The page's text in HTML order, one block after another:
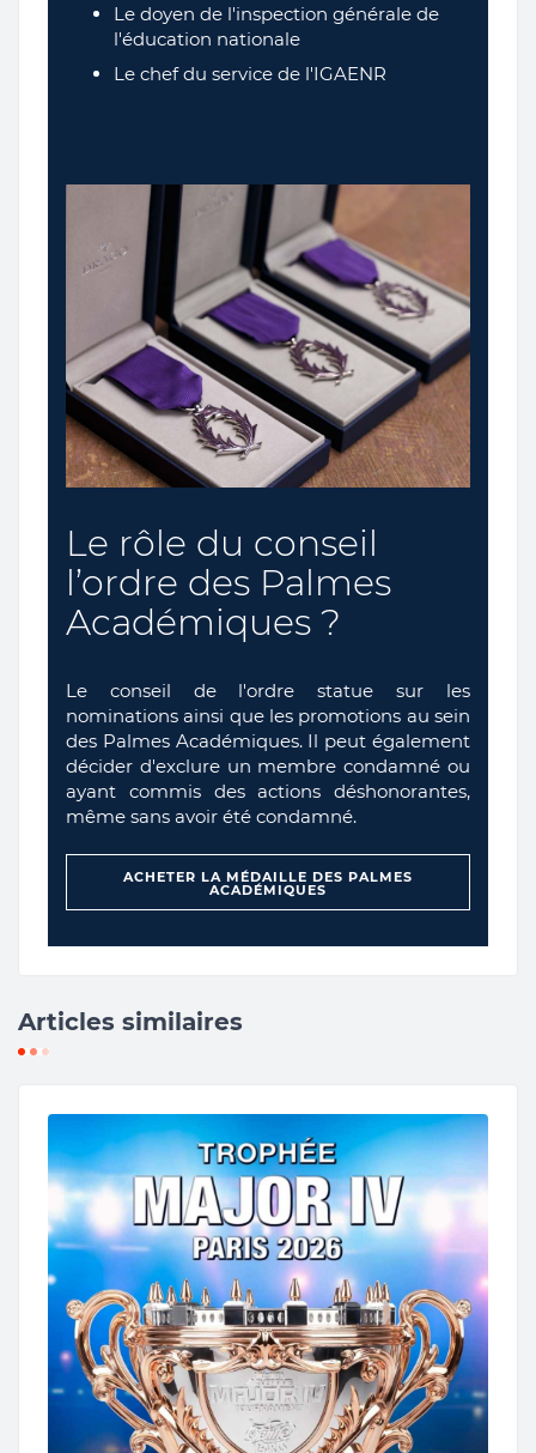
Le doyen de l'inspection générale de
l'éducation nationale
Le chef du service de l'IGAENR
Le rôle du conseil
l’ordre des Palmes
Académiques ?
Le conseil de l'ordre statue sur les
nominations ainsi que les promotions au sein
des Palmes Académiques. Il peut également
décider d'exclure un membre condamné ou
ayant commis des actions déshonorantes,
même sans avoir été condamné.
ACHETER LA MÉDAILLE DES PALMES
ACADÉMIQUES
Articles similaires